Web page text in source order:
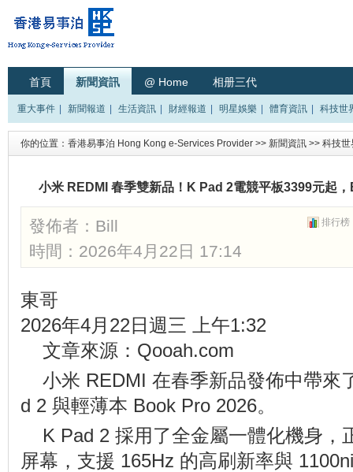
首頁 新聞資訊 @ Home 相册三代
重大事件 新聞報道 生活資訊 財經報道 明星娛樂 體育資訊 科技世
你的位置： 香港易事泊 Hong Kong e-Services Provider >> 新聞資訊 >> 科技世
小米 REDMI 春季雙新品！K Pad 2電競平板3399元起
排行榜
發佈者： Bill
時間：2026年4月22日 17:14
東哥
2026年4月22日週三 上午1:32
文章來源：Qooah.com
小米 REDMI 在春季新品發佈中帶來
d 2 與輕薄本 Book Pro 2026。
K Pad 2 採用了全金屬一體化機身，
屏幕，支援 165Hz 的高刷新率與